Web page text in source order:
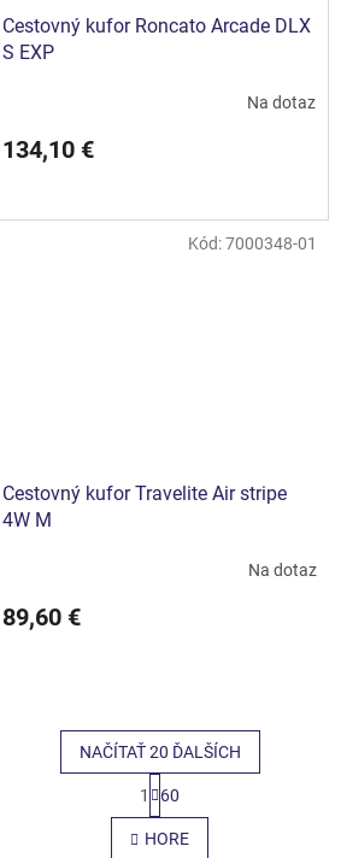
Cestovný kufor Roncato Arcade DLX
S EXP
Na dotaz
134,10 €
Cestovný kufor Travelite Air stripe
4W M
Na dotaz
89,60 €
Kód:7000348-01
O
v
l
NAČÍTAŤ 20 ĎALŠÍCH
t
r
á
1 60
HORE